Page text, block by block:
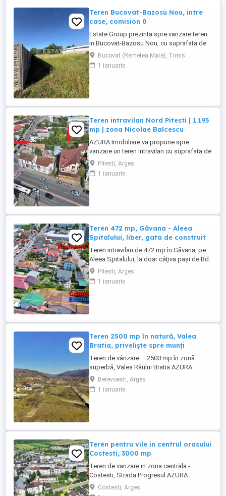
Teren Bucovat-Bazosu Nou, intre
case, comision 0
Estate Group prezinta spre vanzare teren
in Bucovat-Bazosu Nou, cu suprafata de
663 mp si front stradal de 18 ml, intr-o
zona in plina dezvoltare, cu drumuri
pietruite. Utilitati: curent, gaz, apa, iluminat
Bucovat (Remetea Mare), Timis
1 ianuarie
Teren intravilan Nord Pitesti | 1.195
mp | zona Nicolae Balcescu
AZURA Imobiliare va propune spre
vanzare un teren intravilan cu suprafata de
1.195 mp, situat in partea de Nord a
municipiului Pitesti, in zona Bulevardul
Nicolae Balcescu - strada George Cosbuc,
Pitesti, Arges
1 ianuarie
Teren 472 mp, Găvana - Aleea
Spitalului, liber, gata de construit
Teren intravilan de 472 mp în Găvana, pe
Aleea Spitalului, la doar câțiva pași de Bd.
Nicolae Bălcescu. Un loc în care poți
construi fără să te muți la periferie: rămâi
în oraș, cu tot ce înseamnă asta. Terenul
Pitesti, Arges
1 ianuarie
Teren 2500 mp în natură, Valea
Bratia, priveliște spre munți
Teren de vânzare – 2500 mp în zonă
superbă, Valea Râului Bratia AZURA
Imobiliare va oferă spre vânzare teren în
suprafață de 2500 mp, cu deschidere de
28 m, situat pe Valea Râului Bratia, într-o
Berevoesti, Arges
1 ianuarie
Teren pentru vile in centrul orasului
Costesti, 3000 mp
Teren de vanzare in zona centrala -
Costesti, Strada Progresul AZURA
Imobiliare va propune spre vanzare un
teren intravilan cu un real potential
Costesti, Arges